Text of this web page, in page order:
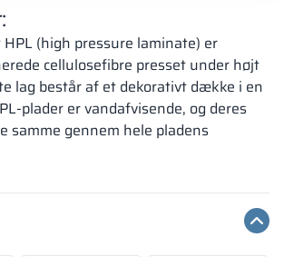
(high pressure laminate) er
cellulosefibre presset under højt
lag består af et dekorativt dække i en
plader er vandafvisende, og deres
samme gennem hele pladens